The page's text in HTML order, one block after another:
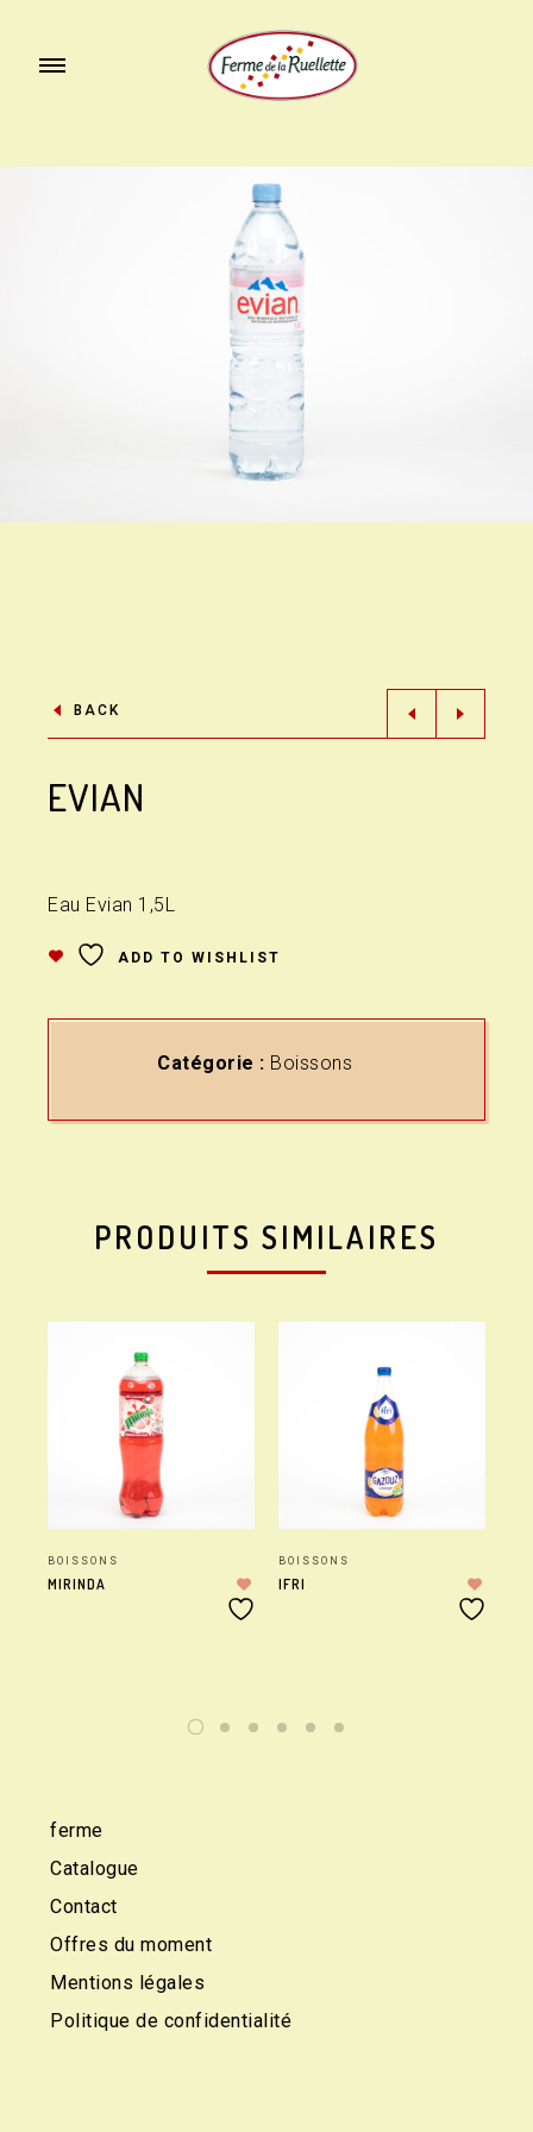
BACK
EVIAN
Eau Evian 1,5L
ADD TO WISHLIST
Catégorie : Boissons
PRODUITS SIMILAIRES
BOISSONS
MIRINDA
BOISSONS
IFRI
ferme
Catalogue
Contact
Offres du moment
Mentions légales
Politique de confidentialité